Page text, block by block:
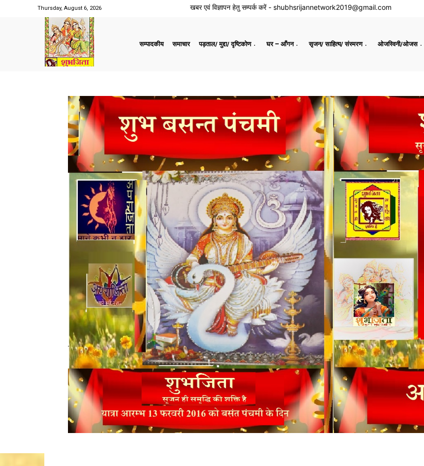
Thursday, August 6, 2026 खबर एवं विज्ञापन हेतु सम्पर्क करें - shubhsrijannetwork2019@gmail.com
सम्पादकीय समाचार पड़ताल/ मुद्दा/ दृष्टिकोण घर – आँगन सृजन/ साहित्य/ संस्मरण ओजस्विनी/ओजस